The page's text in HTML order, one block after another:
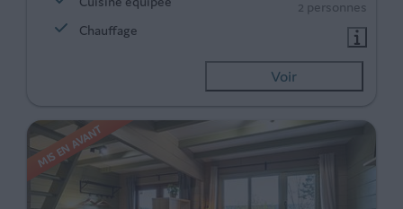
2 personnes
Chauffage
Voir
MIS EN AVANT